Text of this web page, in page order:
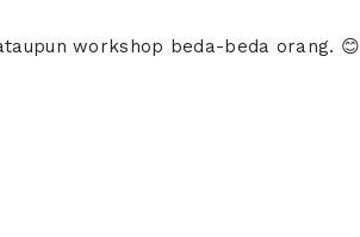
workshop beda-beda orang. 😊